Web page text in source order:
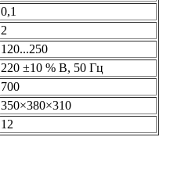
0,1
2
120...250
220 ±10 % В, 50 Гц
700
350×380×310
12